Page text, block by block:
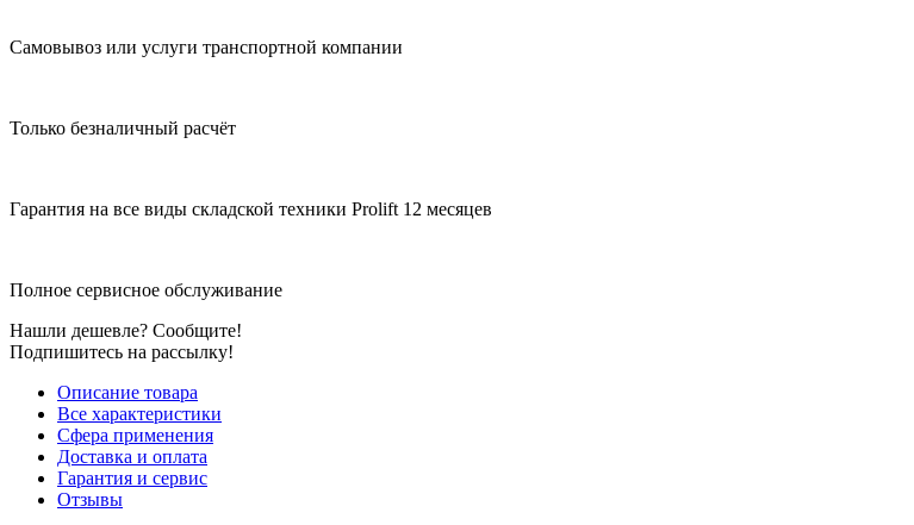
Самовывоз или услуги транспортной компании
Только безналичный расчёт
Гарантия на все виды складской техники Prolift 12 месяцев
Полное сервисное обслуживание
Нашли дешевле? Сообщите!
Подпишитесь на рассылку!
Описание товара
Все характеристики
Сфера применения
Доставка и оплата
Гарантия и сервис
Отзывы